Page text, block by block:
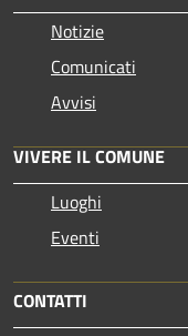
Notizie
Comunicati
Avvisi
VIVERE IL COMUNE
Luoghi
Eventi
CONTATTI